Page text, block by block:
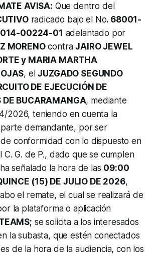
AVISA: Que dentro del
radicado bajo el No. 68001-
00224-01 adelantado por
MORENOcontraJAIRO JEWEL
y MARIA MARTHA
, elJUZGADO SEGUNDO
DE EJECUCIÓN DE
DE BUCARAMANGA, mediante
2026, teniendo en cuenta la
demandante, por ser
conformidad con lo dispuesto en
G. de P., dado que se cumplen
señalado la hora de las 09:00
(15) DE JULIO DE 2026,
el remate, el cual se realizará de
la plataforma o aplicación
se solicita a los interesados
la subasta, que estén conectados
de la hora de la audiencia, con los